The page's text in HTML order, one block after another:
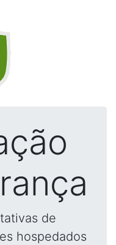
de
hospedados